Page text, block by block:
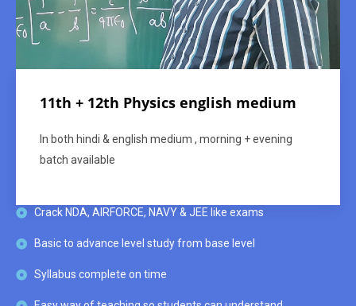
11th + 12th Physics english medium
In both hindi & english medium , morning + evening
batch available
Crack NDA, AIRFORCE, NAVY & JEE like exams
Basic to advance level study from base level
Syllabus complete on time